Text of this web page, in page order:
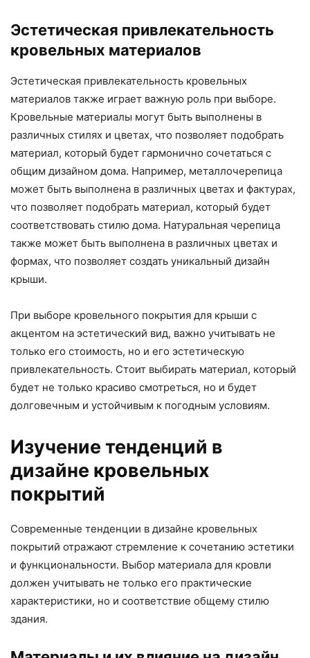
Эстетическая привлекательность
кровельных материалов
Эстетическая привлекательность кровельных
материалов также играет важную роль при выборе.
Кровельные материалы могут быть выполнены в
различных стилях и цветах, что позволяет подобрать
материал, который будет гармонично сочетаться с
общим дизайном дома. Например, металлочерепица
может быть выполнена в различных цветах и фактурах,
что позволяет подобрать материал, который будет
соответствовать стилю дома. Натуральная черепица
также может быть выполнена в различных цветах и
формах, что позволяет создать уникальный дизайн
крыши.
При выборе кровельного покрытия для крыши с
акцентом на эстетический вид, важно учитывать не
только его стоимость, но и его эстетическую
привлекательность. Стоит выбирать материал, который
будет не только красиво смотреться, но и будет
долговечным и устойчивым к погодным условиям.
Изучение тенденций в
дизайне кровельных
покрытий
Современные тенденции в дизайне кровельных
покрытий отражают стремление к сочетанию эстетики
и функциональности. Выбор материала для кровли
должен учитывать не только его практические
характеристики, но и соответствие общему стилю
здания.